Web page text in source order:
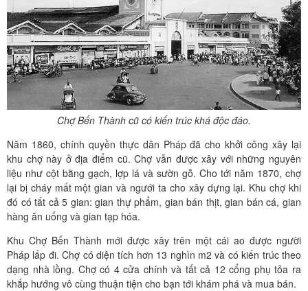
Chợ Bến Thành cũ có kiến trúc khá độc đáo.
Năm 1860, chính quyền thực dân Pháp đã cho khởi công xây lại
khu chợ này ở địa điểm cũ. Chợ vẫn được xây với những nguyên
liệu như cột bằng gạch, lợp lá và sườn gỗ. Cho tới năm 1870, chợ
lại bị cháy mất một gian và ngưới ta cho xây dựng lại. Khu chợ khi
đó có tất cả 5 gian: gian thự phẩm, gian bán thịt, gian bán cá, gian
hàng ăn uống và gian tạp hóa.
Khu Chợ Bến Thành mới được xây trên một cái ao được người
Pháp lấp đi. Chợ có diện tích hơn 13 nghìn m2 và có kiến trúc theo
dạng nhà lồng. Chợ có 4 cửa chính và tất cả 12 cổng phụ tỏa ra
khắp hướng vô cùng thuận tiện cho bạn tới khám phá và mua bán.